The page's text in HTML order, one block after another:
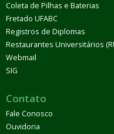
Coleta de Pilhas e Baterias
Fretado UFABC
Registros de Diplomas
Restaurantes Universitários
Webmail
SIG
Contato
Fale Conosco
Ouvidoria